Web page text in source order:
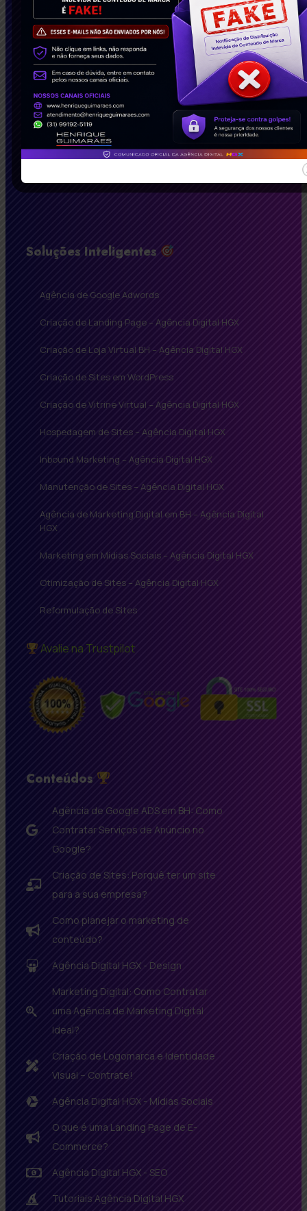
Soluções Inteligentes
Agência de Google Adwords
Criação de Landing Page – Agência Digital HGX
Criação de Loja Virtual BH – Agência Digital HGX
Criação de Sites em WordPress
Criação de Vitrine Virtual – Agência Digital HGX
Hospedagem de Sites – Agência Digital HGX
Inbound Marketing – Agência Digital HGX
Manutenção de Sites – Agência Digital HGX
Agência de Marketing Digital em BH – Agência Digital
HGX
Marketing em Mídias Sociais – Agência Digital HGX
Otimização de Sites – Agência Digital HGX
Reformulação de Sites
Avalie na Trustpilot
Conteúdos
Agência de Google ADS em BH: Como
Contratar Serviços de Anúncio no
Google?
Criação de Sites: Porquê ter um site
para a sua empresa?
Como planejar o marketing de
conteúdo?
Agência Digital HGX - Design
Marketing Digital: Como Contratar
uma Agência de Marketing Digital
Ideal?
Criação de Logomarca e Identidade
Visual – Contrate!
Agência Digital HGX - Mídias Sociais
O que é uma Landing Page de E-
Commerce?
Agência Digital HGX - SEO
Tutoriais Agência Digital HGX